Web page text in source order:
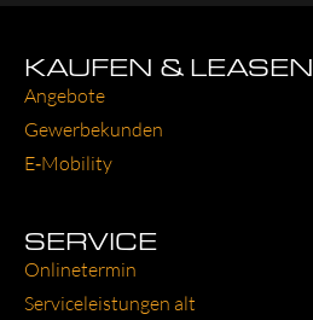
KAUFEN & LEASEN
Ange­bo­te
Gewer­be­kun­den
E‑Mobility
SERVICE
Online­ter­min
Ser­vice­leis­tun­gen alt